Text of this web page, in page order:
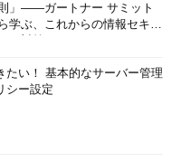
」――ガートナー サミット
学ぶ、これからの情報セキュ
たい！ 基本的なサーバー管理
シー設定